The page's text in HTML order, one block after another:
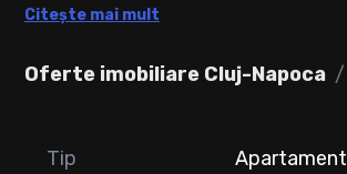
Oferte imobiliare Cluj-Napoca
interes din oraș.
📌 Calea Turzii
🛒 Carrefour și German Shop
Citește mai mult
Tip
Apartament